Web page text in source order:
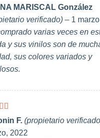
de 5
MARISCAL González
verificado) – 1
varias veces en
y sus vinilos son de
sus colores variados y
de 5
F. (propietario
2022